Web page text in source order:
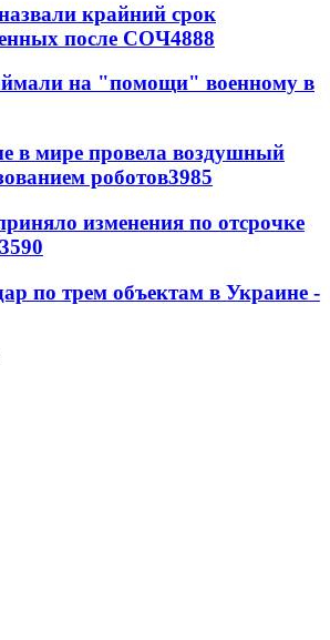
крайний срок
после СОЧ4888
на "помощи" военному в
в мире провела воздушный
роботов3985
изменения по отсрочке
3590
по трем объектам в Украине -